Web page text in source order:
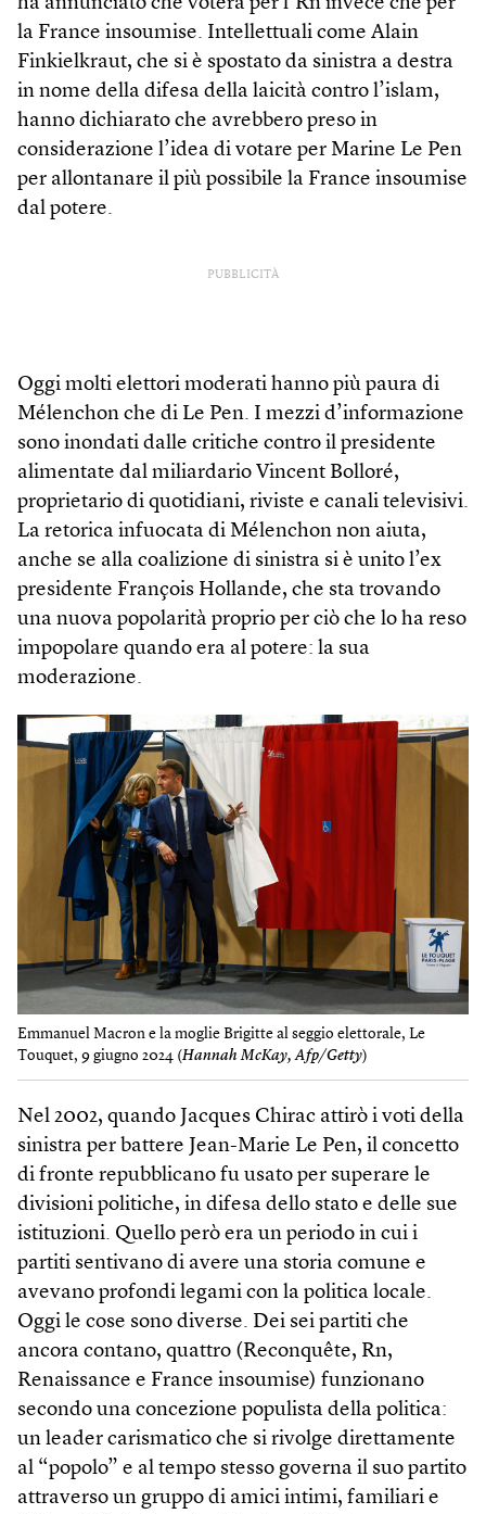
la France insoumise. Intellettuali come Alain
Finkielkraut, che si è spostato da sinistra a destra
in nome della difesa della laicità contro l’islam,
hanno dichiarato che avrebbero preso in
considerazione l’idea di votare per Marine Le Pen
per allontanare il più possibile la France insoumise
dal potere.
PUBBLICITÀ
Oggi molti elettori moderati hanno più paura di
Mélenchon che di Le Pen. I mezzi d’informazione
sono inondati dalle critiche contro il presidente
alimentate dal miliardario Vincent Bolloré,
proprietario di quotidiani, riviste e canali televisivi.
La retorica infuocata di Mélenchon non aiuta,
anche se alla coalizione di sinistra si è unito l’ex
presidente François Hollande, che sta trovando
una nuova popolarità proprio per ciò che lo ha reso
impopolare quando era al potere: la sua
moderazione.
Emmanuel Macron e la moglie Brigitte al seggio elettorale, Le
Touquet, 9 giugno 2024 (Hannah McKay, Afp/Getty)
Nel 2002, quando Jacques Chirac attirò i voti della
sinistra per battere Jean-Marie Le Pen, il concetto
di fronte repubblicano fu usato per superare le
divisioni politiche, in difesa dello stato e delle sue
istituzioni. Quello però era un periodo in cui i
partiti sentivano di avere una storia comune e
avevano profondi legami con la politica locale.
Oggi le cose sono diverse. Dei sei partiti che
ancora contano, quattro (Reconquête, Rn,
Renaissance e France insoumise) funzionano
secondo una concezione populista della politica:
un leader carismatico che si rivolge direttamente
al “popolo” e al tempo stesso governa il suo partito
attraverso un gruppo di amici intimi, familiari e